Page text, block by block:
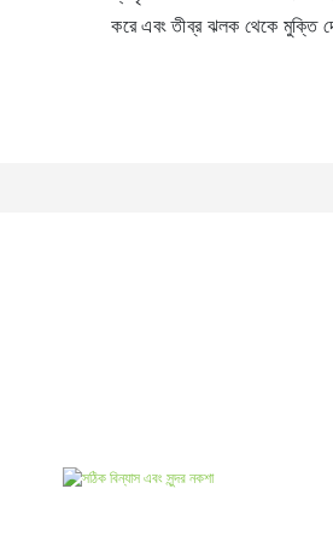
করে এবং তীব্র ঝলক থেকে মুক্তি